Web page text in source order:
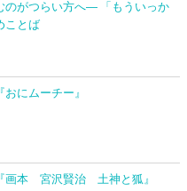
のがつらい方へ― 「もういっか
ことば
にムーチー』
画本 宮沢賢治 土神と狐』